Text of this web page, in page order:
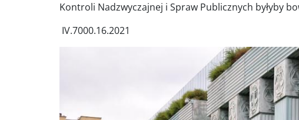
Kontroli Nadzwyczajnej i Spraw Publicznych byłyby
IV.7000.16.2021